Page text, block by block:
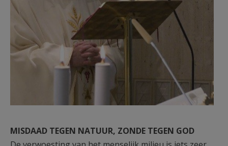
MISDAAD TEGEN NATUUR, ZONDE TEGEN GOD